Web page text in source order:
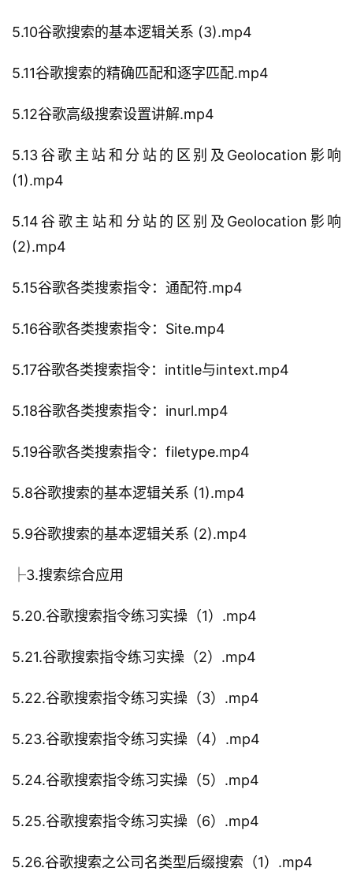
5.10谷歌搜索的基本逻辑关系 (3).mp4
5.11谷歌搜索的精确匹配和逐字匹配.mp4
5.12谷歌高级搜索设置讲解.mp4
5.13谷歌主站和分站的区别及Geolocation影响
(1).mp4
5.14谷歌主站和分站的区别及Geolocation影响
(2).mp4
5.15谷歌各类搜索指令：通配符.mp4
5.16谷歌各类搜索指令：Site.mp4
5.17谷歌各类搜索指令：intitle与intext.mp4
5.18谷歌各类搜索指令：inurl.mp4
5.19谷歌各类搜索指令：filetype.mp4
5.8谷歌搜索的基本逻辑关系 (1).mp4
5.9谷歌搜索的基本逻辑关系 (2).mp4
├3.搜索综合应用
5.20.谷歌搜索指令练习实操（1）.mp4
5.21.谷歌搜索指令练习实操（2）.mp4
5.22.谷歌搜索指令练习实操（3）.mp4
5.23.谷歌搜索指令练习实操（4）.mp4
5.24.谷歌搜索指令练习实操（5）.mp4
5.25.谷歌搜索指令练习实操（6）.mp4
5.26.谷歌搜索之公司名类型后缀搜索（1）.mp4